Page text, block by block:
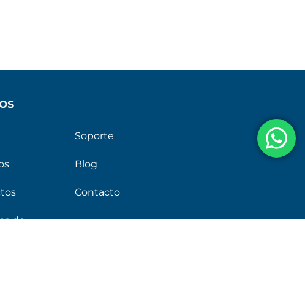
de
Soporte
Blog
Contacto